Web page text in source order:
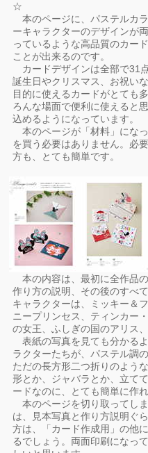
☆
本のページに、パステルカ
ーキャラクターのデザインが
っているような高品質のカー
ことが出来るのです。
カードデザインは全部で31
誕生日やクリスマス、お祝い
目的に使えるカードがとても
ろんな場面で便利に使えると
込めるようになっています。
本のページが「材料」にな
を買う必要はありません。必
方も、とても簡単です。
本の内容は、最初に全作品
作り方の説明、その後のすべ
キャラクターは、ミッキー＆
ニープリンセス、ティンカー
の女王、ふしぎの国のアリス
表紙の写真を見ても分かる
ラクターたちが、パステル調
ただの長方形二つ折りのよう
形とか、ジャバラとか、立て
ードなのに、とても簡単に作
本のページを切り取ってし
は、見本写真と作り方説明ぐ
方は、「カード作成用」の他
るでしょう。両面印刷になっ